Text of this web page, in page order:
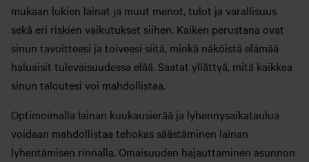
mukaan lukien lainat ja muut menot, tulot ja varallisuus
sekä eri riskien vaikutukset siihen. Kaiken perustana ovat
sinun tavoitteesi ja toiveesi siitä, minkä näköistä elämää
haluaisit tulevaisuudessa elää. Saatat yllättyä, mitä kaikkea
sinun taloutesi voi mahdollistaa.
Optimoimalla lainan kuukausierää ja lyhennysaikataulua
voidaan mahdollistaa tehokas säästäminen lainan
lyhentämisen rinnalla. Omaisuuden hajauttaminen asunnon